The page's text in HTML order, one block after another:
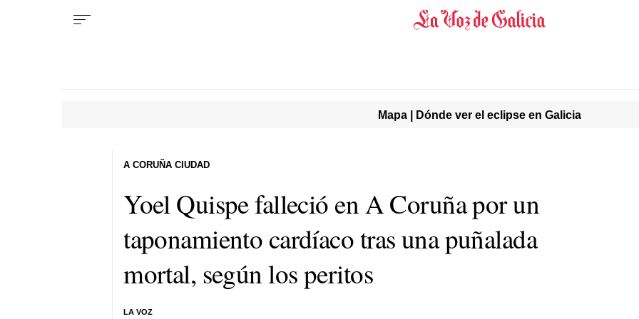
Mapa | Dónde ver el eclipse en Galicia
Yoel Quispe falleció en A Coruña por un
taponamiento cardíaco tras una puñalada
mortal, según los peritos
LA VOZ
A CORUÑA CIUDAD